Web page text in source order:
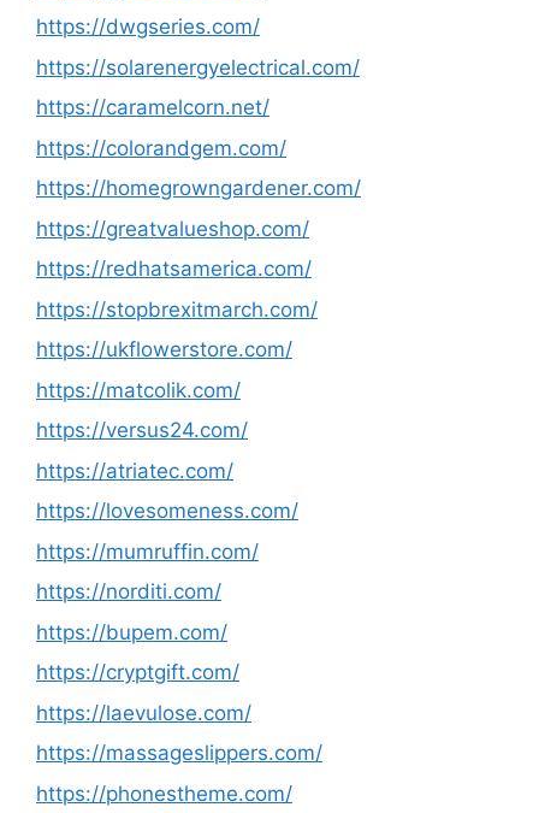
https://dwgseries.com/
https://solarenergyelectrical.com/
https://caramelcorn.net/
https://colorandgem.com/
https://homegrowngardener.com/
https://greatvalueshop.com/
https://redhatsamerica.com/
https://stopbrexitmarch.com/
https://ukflowerstore.com/
https://matcolik.com/
https://versus24.com/
https://atriatec.com/
https://lovesomeness.com/
https://mumruffin.com/
https://norditi.com/
https://bupem.com/
https://cryptgift.com/
https://laevulose.com/
https://massageslippers.com/
https://phonestheme.com/